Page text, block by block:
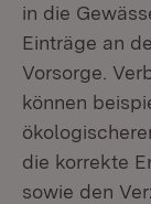
in die
Einträge an
Vorsorge.
können
die korrekte
sowie den